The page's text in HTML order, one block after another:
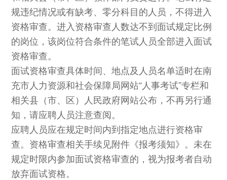
规违纪情况或有缺考、零分科目的人员，不得进入
资格审查。进入资格审查人数达不到面试规定比例
的岗位，该岗位符合条件的笔试人员全部进入面试
资格审查。
面试资格审查具体时间、地点及人员名单适时在南
充市人力资源和社会保障局网站“人事考试”专栏和
相关县（市、区）人民政府网站公布，不再另行通
知，请应聘人员注意查阅。
应聘人员应在规定时间内到指定地点进行资格审
查。资格审查相关手续见附件《报考须知》。未在
规定时限内参加面试资格审查的，视为报考者自动
放弃面试资格。